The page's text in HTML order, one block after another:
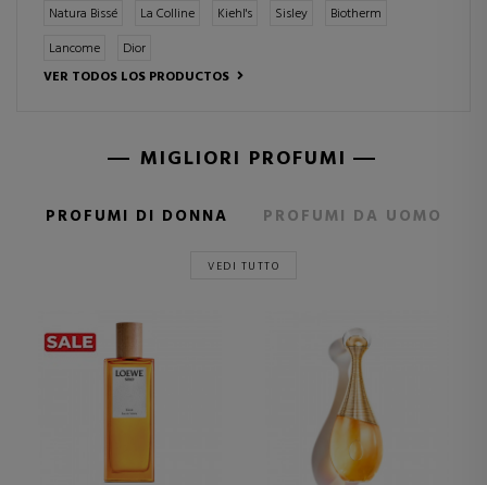
Natura Bissé
La Colline Kiehl's Sisley
Biotherm
Lancome
Dior
VER TODOS LOS PRODUCTOS
MIGLIORI PROFUMI
PROFUMI DI DONNA PROFUMI DA UOMO
VEDI TUTTO